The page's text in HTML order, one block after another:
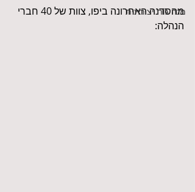
מנהיגות יצירתית
מהסדנה האחרונה ביפו, צוות של 40 חברי
הנהלה: